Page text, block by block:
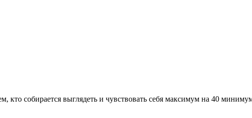
кто собирается выглядеть и чувствовать себя максимум на 40